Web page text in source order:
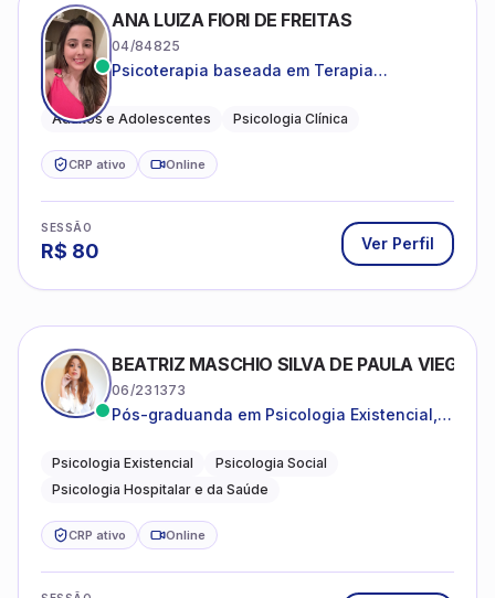
ANA LUIZA FIORI DE FREITAS
04/84825
Psicoterapia baseada em Terapia
Adultos e Adolescentes Psicologia Clínica
CRP ativo Online
SESSÃO
R$ 80 Ver Perfil
BEATRIZ MASCHIO SILVA DE PAULA VIEGAS
06/231373
Pós-graduanda em Psicologia Existencial,
da Saúde.
Psicologia Existencial
Psicologia Social
Psicologia Hospitalar e da Saúde
CRP ativo Online